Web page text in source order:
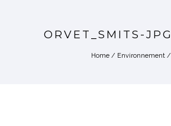
ORVET_SMITS-JPG
Home / Environnement /